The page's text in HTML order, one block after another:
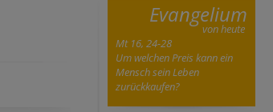
Evangelium
von heute
Mt 16, 24-28
Um welchen Preis kann ein
Mensch sein Leben
zurückkaufen?